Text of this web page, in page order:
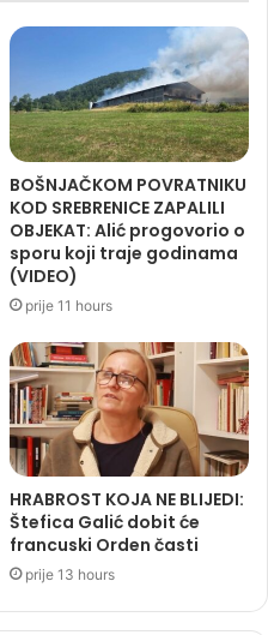
BOŠNJAČKOM POVRATNIKU
KOD SREBRENICE ZAPALILI
OBJEKAT: Alić progovorio o
sporu koji traje godinama
(VIDEO)
prije 11 hours
HRABROST KOJA NE BLIJEDI:
Štefica Galić dobit će
francuski Orden časti
prije 13 hours